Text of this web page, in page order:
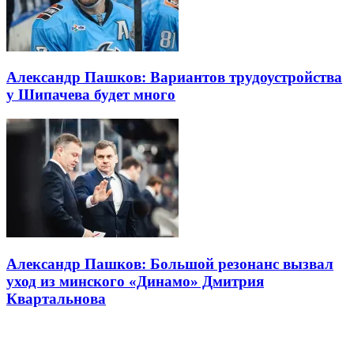
Александр Пашков: Вариантов трудоустройства
у Шипачева будет много
Александр Пашков: Большой резонанс вызвал
уход из минского «Динамо» Дмитрия
Квартальнова